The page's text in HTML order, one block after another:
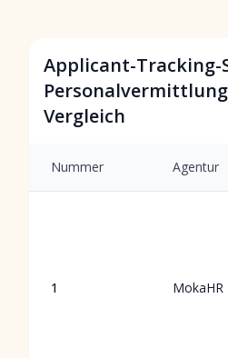
Applicant-Tracking-
Vergleich
Nummer Agentur
1 MokaHR